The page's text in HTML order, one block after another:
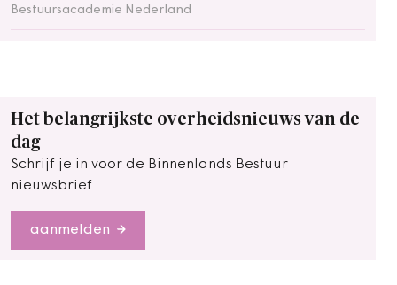
Bestuursacademie Nederland
Het belangrijkste overheidsnieuws van de
dag
Schrijf je in voor de Binnenlands Bestuur
nieuwsbrief
aanmelden